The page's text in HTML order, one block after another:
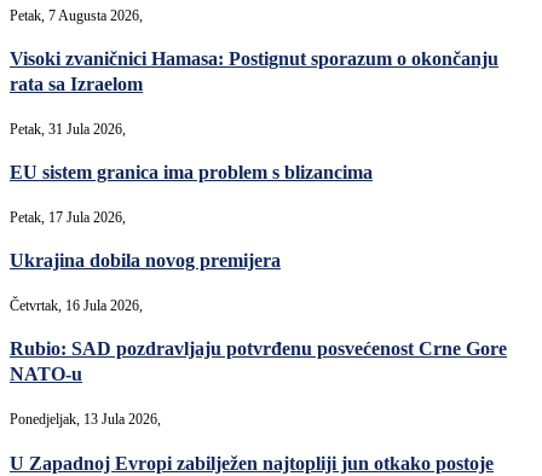
Petak, 7 Augusta 2026,
Visoki zvaničnici Hamasa: Postignut sporazum o okončanju
rata sa Izraelom
Petak, 31 Jula 2026,
EU sistem granica ima problem s blizancima
Petak, 17 Jula 2026,
Ukrajina dobila novog premijera
Četvrtak, 16 Jula 2026,
Rubio: SAD pozdravljaju potvrđenu posvećenost Crne Gore
NATO-u
Ponedjeljak, 13 Jula 2026,
U Zapadnoj Evropi zabilježen najtopliji jun otkako postoje